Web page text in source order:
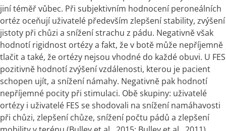
jiní téměř vůbec. Při subjektivním hodnocení peroneálních
ortéz oceňují uživatelé především zlepšení stability, zvýšení
jistoty při chůzi a snížení strachu z pádu. Negativně však
hodnotí rigidnost ortézy a fakt, že v botě může nepříjemně
tlačit a také, že ortézy nejsou vhodné do každé obuvi. U FES
pozitivně hodnotí zvýšení vzdálenosti, kterou je pacient
schopen ujít, a snížení námahy. Negativně pak hodnotí
nepříjemné pocity při stimulaci. Obě skupiny: uživatelé
ortézy i uživatelé FES se shodovali na snížení namáhavosti
při chůzi, zlepšení chůze, snížení počtu pádů a zlepšení